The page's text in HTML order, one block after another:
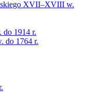
XVII–XVIII w.
do 1914 r.
do 1764 r.